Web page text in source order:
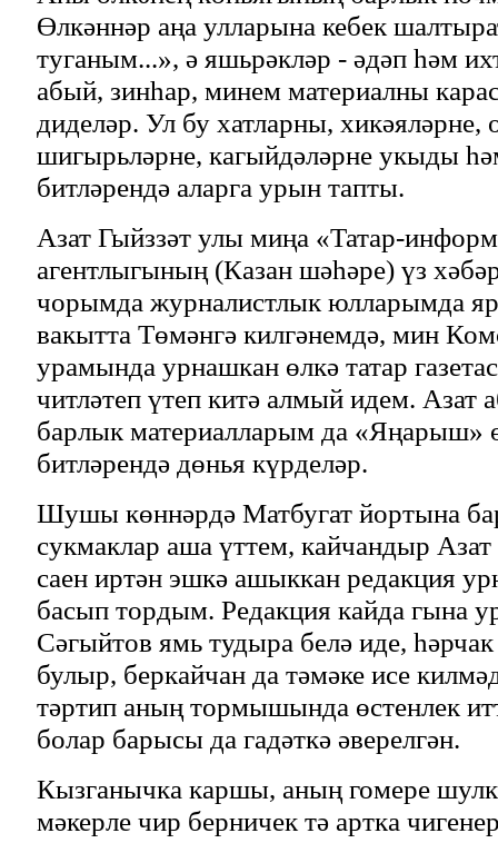
Өлкәннәр аңа улларына кебек
туганым...», ә яшьрәкләр - әдәп һәм
абый, зинһар, минем материалны
диделәр. Ул бу хатларны, хикәяләрне,
шигырьләрне, кагыйдәләрне укыды
битләрендә аларга урын тапты.
Азат Гыйззәт улы миңа «Татар-
агентлыгының (Казан шәһәре) үз
чорымда журналистлык юлларымда
вакытта Төмәнгә килгәнемдә, мин
урамында урнашкан өлкә татар
читләтеп үтеп китә алмый идем. Азат
барлык материалларым да «Яңарыш»
битләрендә дөнья күрделәр.
Шушы көннәрдә Матбугат йортына
сукмаклар аша үттем, кайчандыр
саен иртән эшкә ашыккан редакция
басып тордым. Редакция кайда гына
Сәгыйтов ямь тудыра белә иде, һәрчак
булыр, беркайчан да тәмәке исе
тәртип аның тормышында өстенлек
болар барысы да гадәткә әверелгән.
Кызганычка каршы, аның гомере
мәкерле чир берничек тә артка